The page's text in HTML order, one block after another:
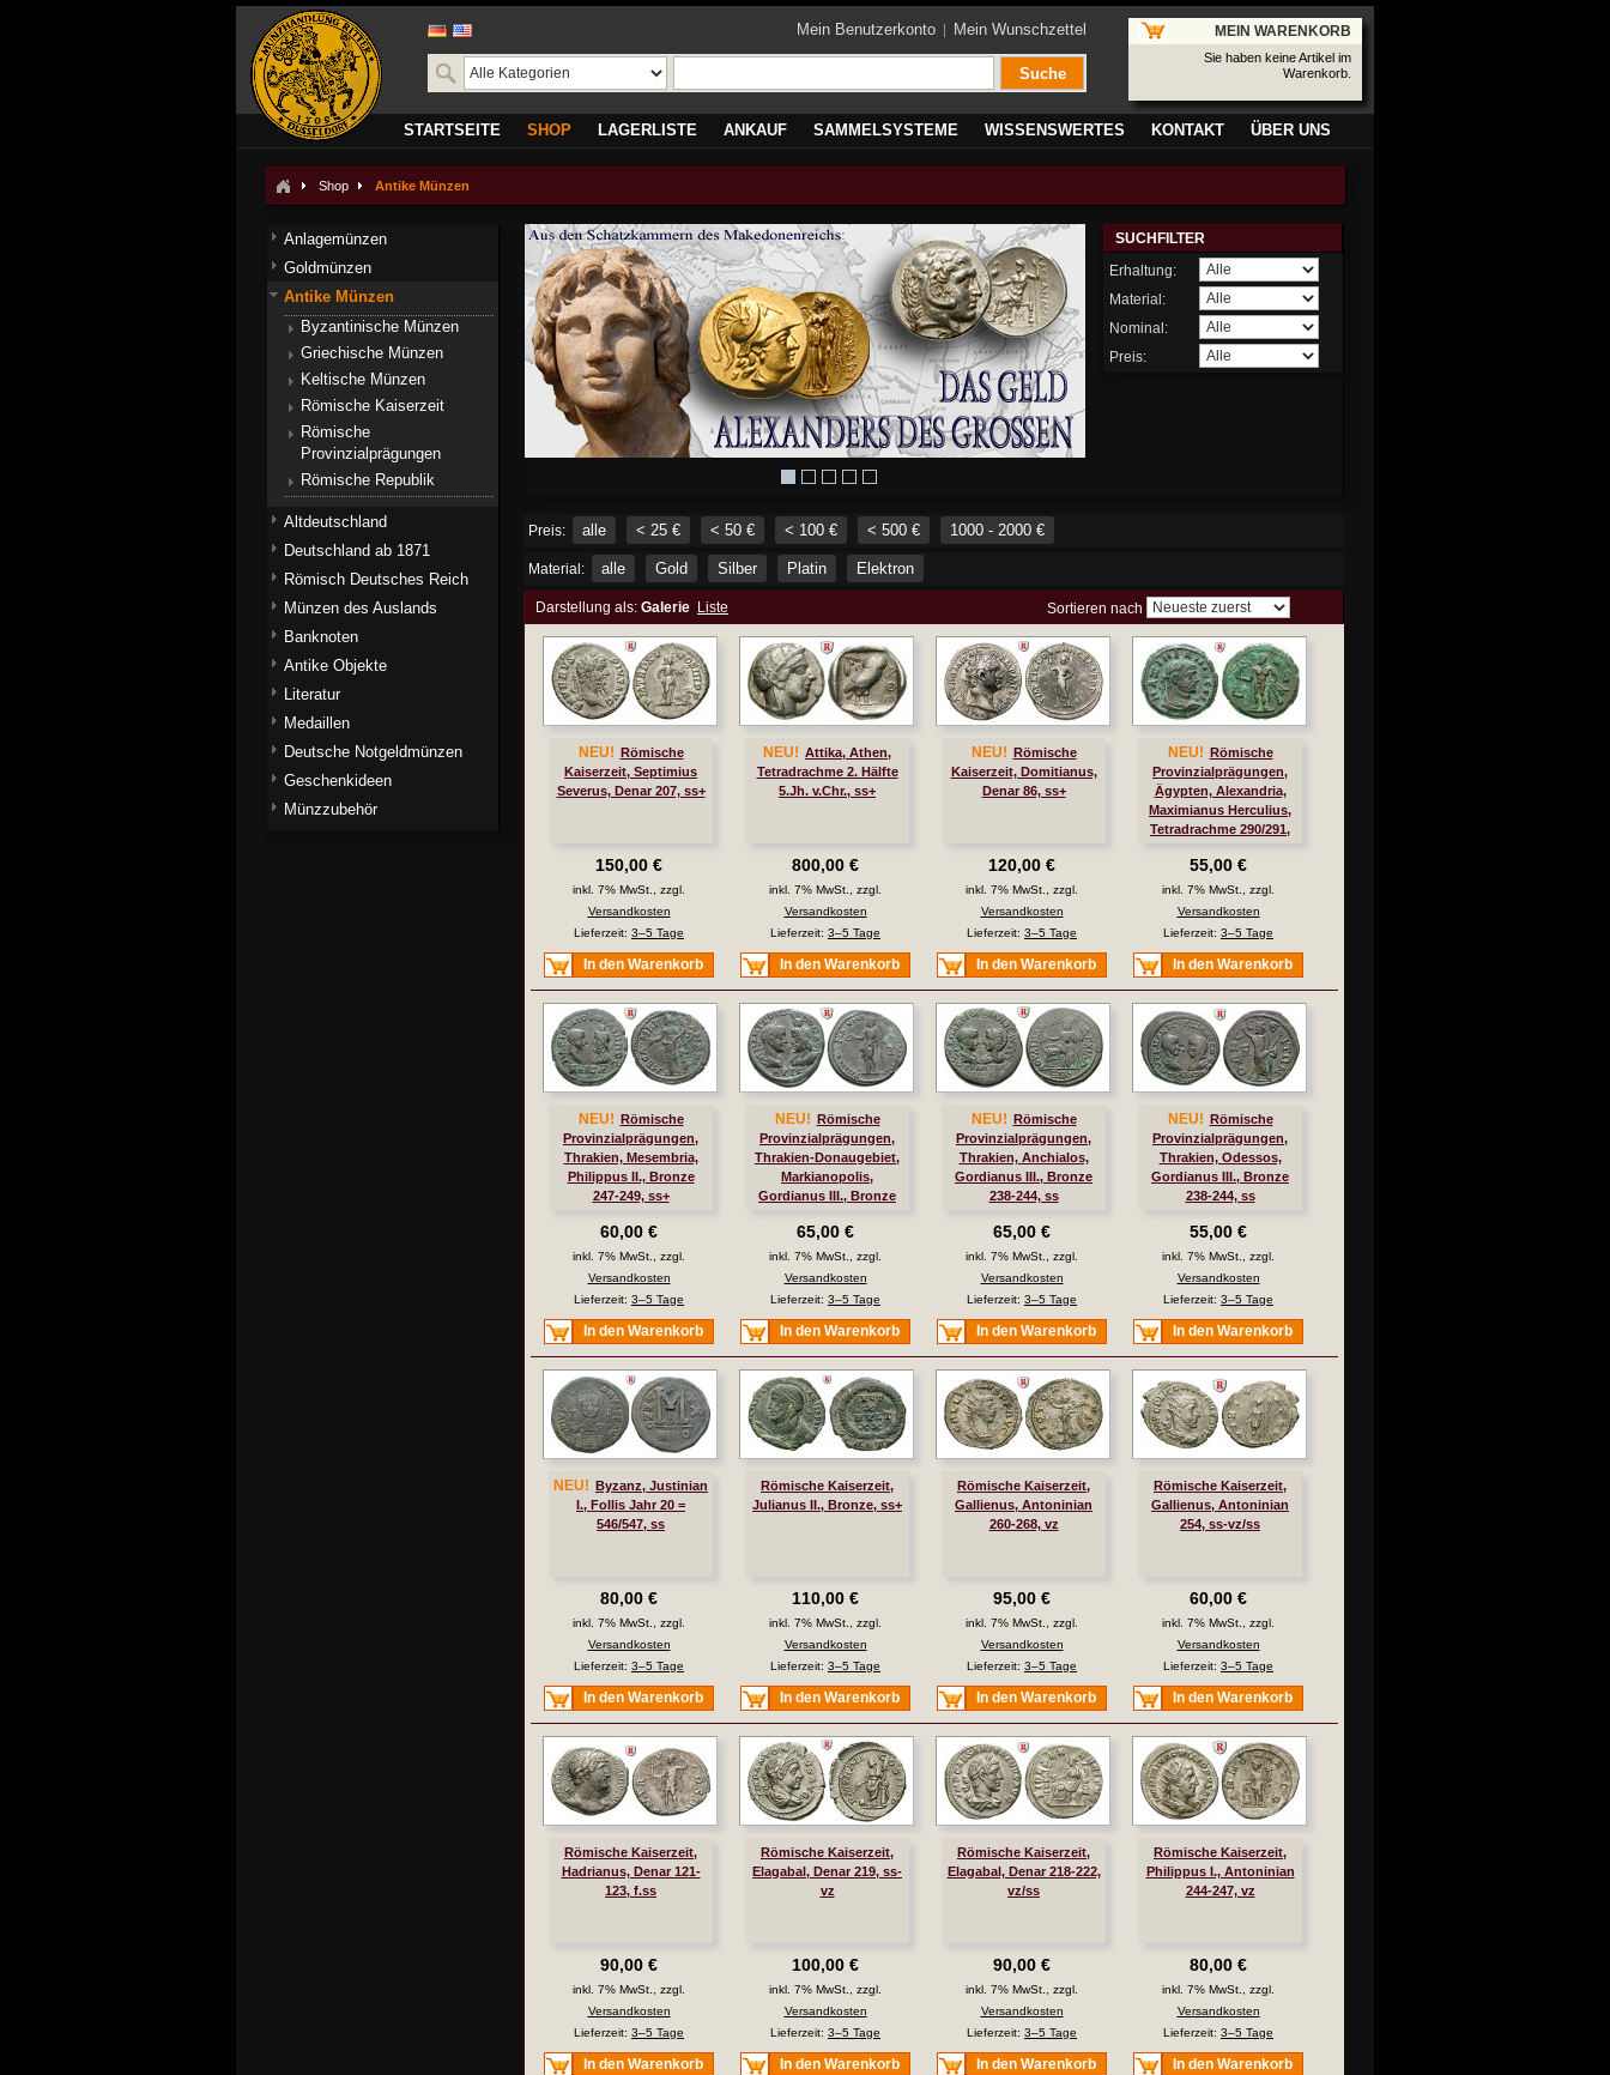
Mein Benutzerkonto Mein Wunschzettel
Suche
MEIN WARENKORB
Sie haben keine Artikel im
Warenkorb.
STARTSEITE SHOP LAGERLISTE ANKAUF SAMMELSYSTEME WISSENSWERTES KONTAKT ÜBER UNS
Shop Antike Münzen
SUCHFILTER
Erhaltung:
Material:
Nominal:
Preis:
Preis: alle < 25 € < 50 € < 100 € < 500 € 1000 - 2000 €
Material: alle Gold Silber Platin Elektron
Darstellung als: Galerie Liste Sortieren nach
NEU!
Römische
Kaiserzeit, Septimius
Severus, Denar 207, ss+
150,00 €
inkl. 7% MwSt., zzgl.
Versandkosten
Lieferzeit: 3–5 Tage
In den Warenkorb
NEU! Attika, Athen,
Tetradrachme 2. Hälfte
5.Jh. v.Chr., ss+
800,00 €
inkl. 7% MwSt., zzgl.
Versandkosten
Lieferzeit: 3–5 Tage
In den Warenkorb
NEU!
Römische
Kaiserzeit, Domitianus,
Denar 86, ss+
120,00 €
inkl. 7% MwSt., zzgl.
Versandkosten
Lieferzeit: 3–5 Tage
In den Warenkorb
NEU!
Römische
Provinzialprägungen,
Ägypten, Alexandria,
Maximianus Herculius,
Tetradrachme 290/291,
55,00 €
inkl. 7% MwSt., zzgl.
Versandkosten
Lieferzeit: 3–5 Tage
In den Warenkorb
NEU!
Römische
Provinzialprägungen,
Thrakien, Mesembria,
Philippus II., Bronze
247-249, ss+
60,00 €
inkl. 7% MwSt., zzgl.
Versandkosten
Lieferzeit: 3–5 Tage
In den Warenkorb
NEU!
Römische
Provinzialprägungen,
Thrakien-Donaugebiet,
Markianopolis,
Gordianus III., Bronze
65,00 €
inkl. 7% MwSt., zzgl.
Versandkosten
Lieferzeit: 3–5 Tage
In den Warenkorb
NEU!
Römische
Provinzialprägungen,
Thrakien, Anchialos,
Gordianus III., Bronze
238-244, ss
65,00 €
inkl. 7% MwSt., zzgl.
Versandkosten
Lieferzeit: 3–5 Tage
In den Warenkorb
NEU!
Römische
Provinzialprägungen,
Thrakien, Odessos,
Gordianus III., Bronze
238-244, ss
55,00 €
inkl. 7% MwSt., zzgl.
Versandkosten
Lieferzeit: 3–5 Tage
In den Warenkorb
NEU!
Byzanz, Justinian
I., Follis Jahr 20 =
546/547, ss
80,00 €
inkl. 7% MwSt., zzgl.
Versandkosten
Lieferzeit: 3–5 Tage
In den Warenkorb
Römische Kaiserzeit,
Julianus II., Bronze, ss+
110,00 €
inkl. 7% MwSt., zzgl.
Versandkosten
Lieferzeit: 3–5 Tage
In den Warenkorb
Römische Kaiserzeit,
Gallienus, Antoninian
260-268, vz
95,00 €
inkl. 7% MwSt., zzgl.
Versandkosten
Lieferzeit: 3–5 Tage
In den Warenkorb
Römische Kaiserzeit,
Gallienus, Antoninian
254, ss-vz/ss
60,00 €
inkl. 7% MwSt., zzgl.
Versandkosten
Lieferzeit: 3–5 Tage
In den Warenkorb
Römische Kaiserzeit,
Hadrianus, Denar 121-
123, f.ss
90,00 €
inkl. 7% MwSt., zzgl.
Versandkosten
Lieferzeit: 3–5 Tage
In den Warenkorb
Römische Kaiserzeit,
Elagabal, Denar 219, ss-
vz
100,00 €
inkl. 7% MwSt., zzgl.
Versandkosten
Lieferzeit: 3–5 Tage
In den Warenkorb
Römische Kaiserzeit,
Elagabal, Denar 218-222,
vz/ss
90,00 €
inkl. 7% MwSt., zzgl.
Versandkosten
Lieferzeit: 3–5 Tage
In den Warenkorb
Römische Kaiserzeit,
Philippus I., Antoninian
244-247, vz
80,00 €
inkl. 7% MwSt., zzgl.
Versandkosten
Lieferzeit: 3–5 Tage
In den Warenkorb
Anlagemünzen
Goldmünzen
Antike Münzen
Byzantinische Münzen
Griechische Münzen
Keltische Münzen
Römische Kaiserzeit
Römische
Provinzialprägungen
Römische Republik
Altdeutschland
Deutschland ab 1871
Römisch Deutsches Reich
Münzen des Auslands
Banknoten
Antike Objekte
Literatur
Medaillen
Deutsche Notgeldmünzen
Geschenkideen
Münzzubehör